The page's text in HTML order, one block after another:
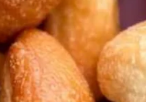
bilo lako. Mnogi su mislili da ste jaki,
ste emocija potisnuli da biste ostali
više nego što dobijate i trenutke
njegova prirodna radost. Dolazi vest,